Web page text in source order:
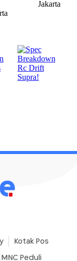
Kotak Pos
MNC Peduli